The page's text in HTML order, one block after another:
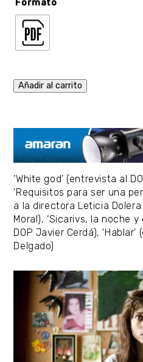
Formato
Añadir al carrito
‘White god’ (entrevista al
‘Requisitos para ser una
a la directora Leticia Dolera
Moral), ‘Sicarivs, la noche
DOP Javier Cerdá),
Delgado)